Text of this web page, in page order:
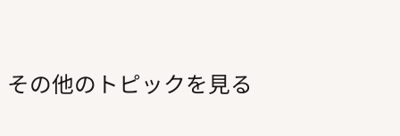
その他のトピックを見る